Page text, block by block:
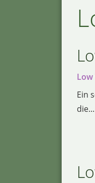
Ein
die...